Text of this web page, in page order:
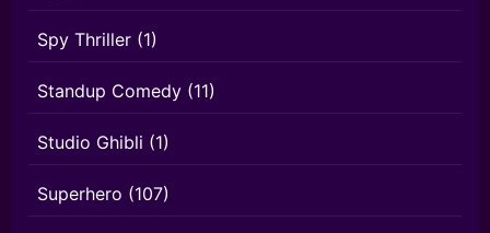
Spy Thriller (1)
Standup Comedy (11)
Studio Ghibli (1)
Superhero (107)